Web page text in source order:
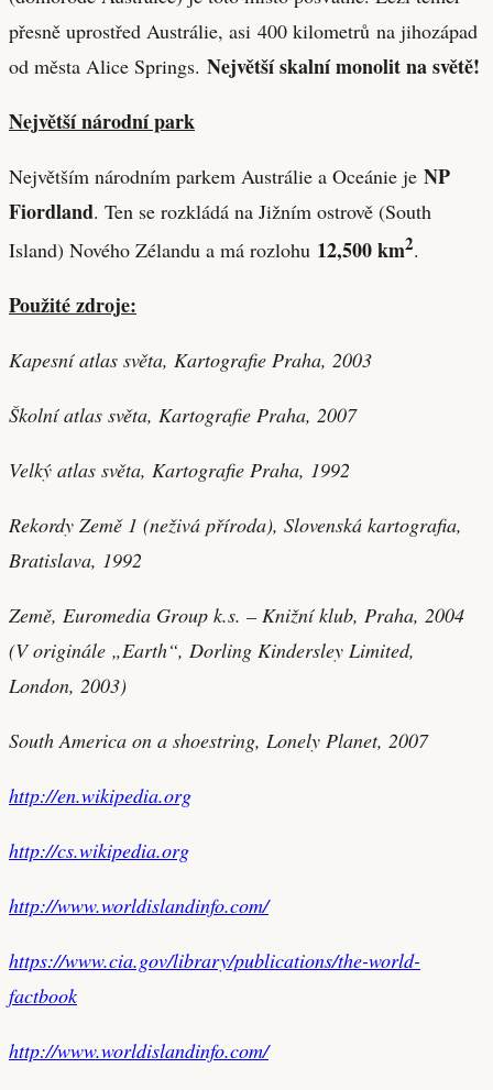
přesně uprostřed Austrálie, asi 400 kilometrů na jihozápad
od města Alice Springs. Největší skalní monolit na světě!
Největší národní park
Největším národním parkem Austrálie a Oceánie je NP
Fiordland. Ten se rozkládá na Jižním ostrově (South
Island) Nového Zélandu a má rozlohu 12,500 km2.
Použité zdroje:
Kapesní atlas světa, Kartografie Praha, 2003
Školní atlas světa, Kartografie Praha, 2007
Velký atlas světa, Kartografie Praha, 1992
Rekordy Země 1 (neživá příroda), Slovenská kartografia,
Bratislava, 1992
Země, Euromedia Group k.s. – Knižní klub, Praha, 2004
(V originále „Earth“, Dorling Kindersley Limited,
London, 2003)
South America on a shoestring, Lonely Planet, 2007
http://en.wikipedia.org
http://cs.wikipedia.org
http://www.worldislandinfo.com/
https://www.cia.gov/library/publications/the-world-
factbook
http://www.worldislandinfo.com/